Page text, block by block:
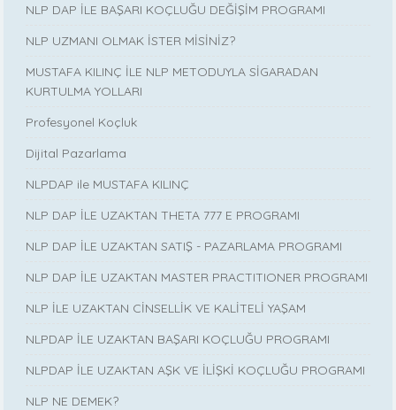
NLP DAP İLE BAŞARI KOÇLUĞU DEĞİŞİM PROGRAMI
NLP UZMANI OLMAK İSTER MİSİNİZ?
MUSTAFA KILINÇ İLE NLP METODUYLA SİGARADAN
KURTULMA YOLLARI
Profesyonel Koçluk
Dijital Pazarlama
NLPDAP ile MUSTAFA KILINÇ
NLP DAP İLE UZAKTAN THETA 777 E PROGRAMI
NLP DAP İLE UZAKTAN SATIŞ - PAZARLAMA PROGRAMI
NLP DAP İLE UZAKTAN MASTER PRACTITIONER PROGRAMI
NLP İLE UZAKTAN CİNSELLİK VE KALİTELİ YAŞAM
NLPDAP İLE UZAKTAN BAŞARI KOÇLUĞU PROGRAMI
NLPDAP İLE UZAKTAN AŞK VE İLİŞKİ KOÇLUĞU PROGRAMI
NLP NE DEMEK?